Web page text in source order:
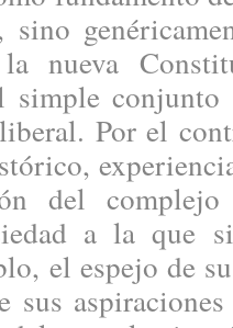
nueva
simple conjunto
Por el
del
a la que
el espejo de
sus